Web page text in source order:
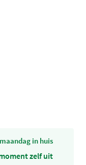
in huis
zelf uit